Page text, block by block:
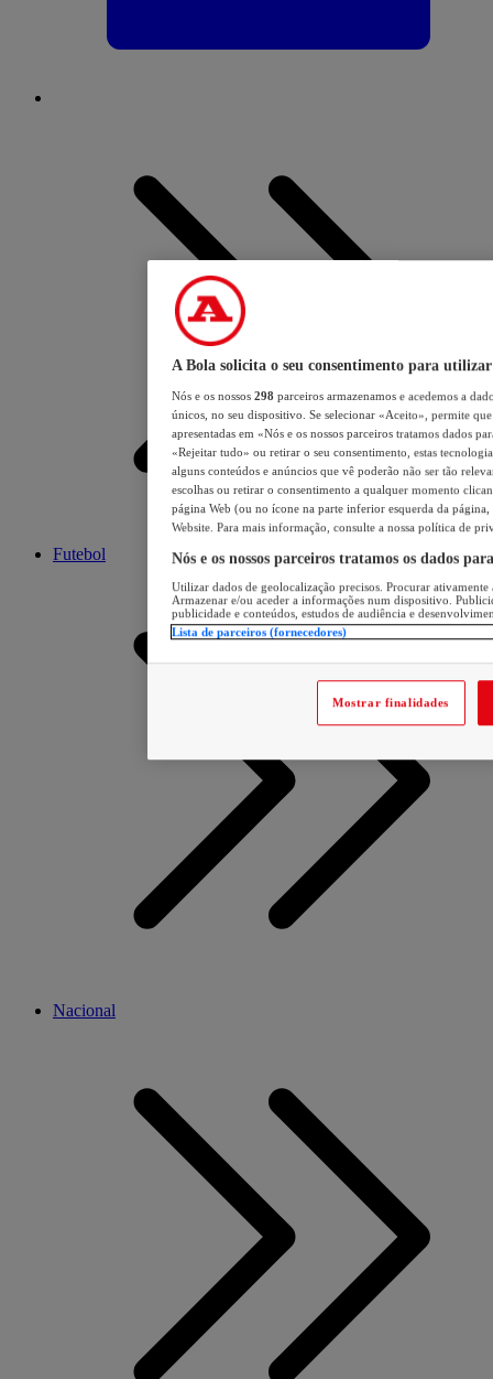
Futebol
Nacional
A Bola solicita o seu consentimento para utilizar
Nós e os nossos 298 parceiros armazenamos e acedemos a
únicos, no seu dispositivo. Se selecionar «Aceito», permite
apresentadas em «Nós e os nossos parceiros tratamos dados
«Rejeitar tudo» ou retirar o seu consentimento, estas
alguns conteúdos e anúncios que vê poderão não ser tão
escolhas ou retirar o consentimento a qualquer momento
página Web (ou no ícone na parte inferior esquerda da página,
Website. Para mais informação, consulte a nossa política de
Nós e os nossos parceiros tratamos os dados
Utilizar dados de geolocalização precisos. Procurar
Armazenar e/ou aceder a informações num dispositivo.
publicidade e conteúdos, estudos de audiência e
Lista de parceiros (fornecedores)
Mostrar finalidades